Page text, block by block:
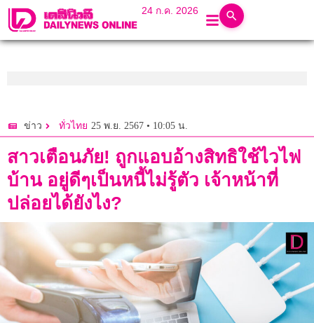
24 ก.ค. 2026
ข่าว ทั่วไทย 25 พ.ย. 2567 • 10:05 น.
สาวเตือนภัย! ถูกแอบอ้างสิทธิใช้ไวไฟ
บ้าน อยู่ดีๆเป็นหนี้ไม่รู้ตัว เจ้าหน้าที่
ปล่อยได้ยังไง?